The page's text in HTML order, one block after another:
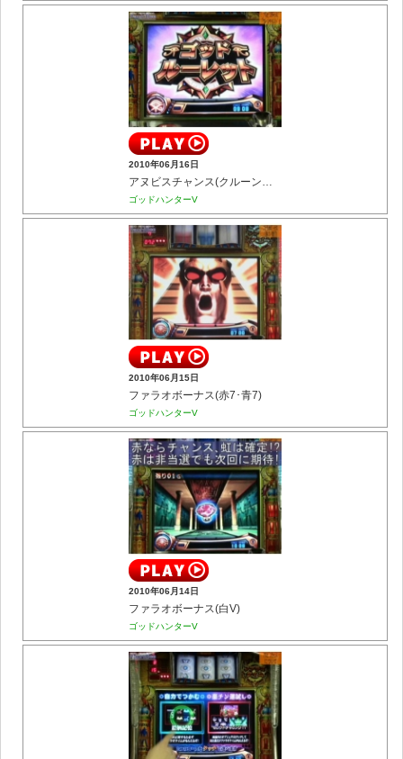
2010年06月16日
アヌビスチャンス(クルーンチャレンジ)
ゴッドハンターV
2010年06月15日
ファラオボーナス(赤7･青7)
ゴッドハンターV
2010年06月14日
ファラオボーナス(白V)
ゴッドハンターV